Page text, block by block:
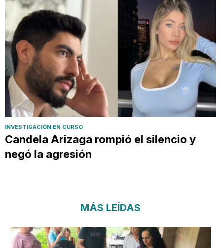
INVESTIGACIÓN EN CURSO
Candela Arizaga rompió el silencio y
negó la agresión
MÁS LEÍDAS